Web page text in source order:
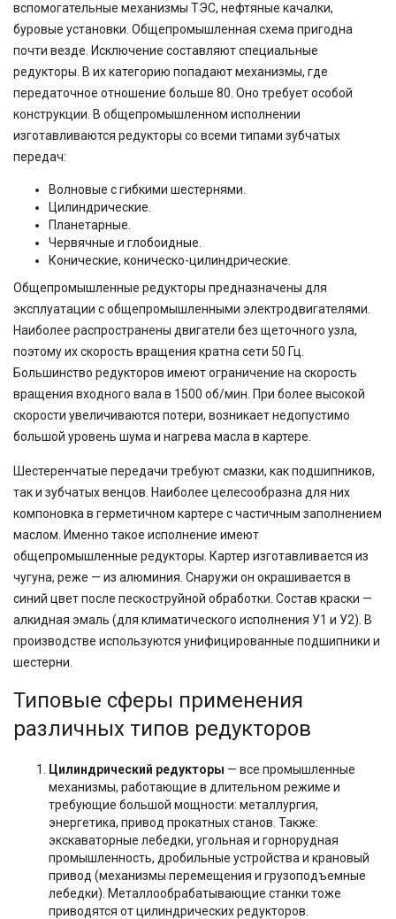
вспомогательные механизмы ТЭС, нефтяные качалки,
буровые установки. Общепромышленная схема пригодна
почти везде. Исключение составляют специальные
редукторы. В их категорию попадают механизмы, где
передаточное отношение больше 80. Оно требует особой
конструкции. В общепромышленном исполнении
изготавливаются редукторы со всеми типами зубчатых
передач:
Волновые с гибкими шестернями.
Цилиндрические.
Планетарные.
Червячные и глобоидные.
Конические, коническо-цилиндрические.
Общепромышленные редукторы предназначены для
эксплуатации с общепромышленными электродвигателями.
Наиболее распространены двигатели без щеточного узла,
поэтому их скорость вращения кратна сети 50 Гц.
Большинство редукторов имеют ограничение на скорость
вращения входного вала в 1500 об/мин. При более высокой
скорости увеличиваются потери, возникает недопустимо
большой уровень шума и нагрева масла в картере.
Шестеренчатые передачи требуют смазки, как подшипников,
так и зубчатых венцов. Наиболее целесообразна для них
компоновка в герметичном картере с частичным заполнением
маслом. Именно такое исполнение имеют
общепромышленные редукторы. Картер изготавливается из
чугуна, реже — из алюминия. Снаружи он окрашивается в
синий цвет после пескоструйной обработки. Состав краски —
алкидная эмаль (для климатического исполнения У1 и У2). В
производстве используются унифицированные подшипники и
шестерни.
Типовые сферы применения
различных типов редукторов
Цилиндрический редукторы — все промышленные
механизмы, работающие в длительном режиме и
требующие большой мощности: металлургия,
энергетика, привод прокатных станов. Также:
экскаваторные лебедки, угольная и горнорудная
промышленность, дробильные устройства и крановый
привод (механизмы перемещения и грузоподъемные
лебедки). Металлообрабатывающие станки тоже
приводятся от цилиндрических редукторов.